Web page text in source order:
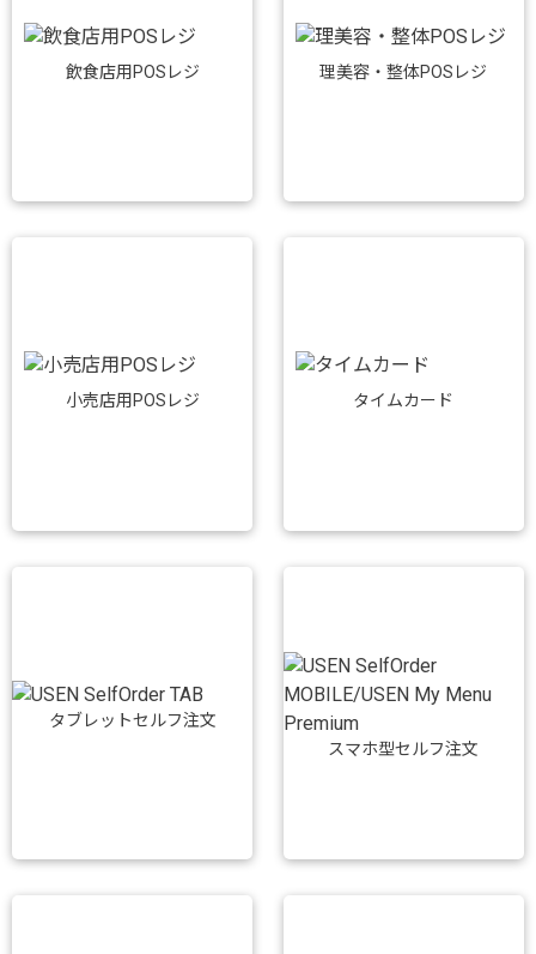
飲食店用POSレジ 理美容・整体POSレジ
小売店用POSレジ タイムカード
タブレットセルフ注文
スマホ型セルフ注文